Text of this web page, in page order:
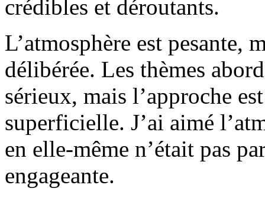
crédibles et déroutants.
L’atmosphère est pesante,
délibérée. Les thèmes
sérieux, mais l’approche
superficielle. J’ai aimé
en elle-même n’était pas
engageante.